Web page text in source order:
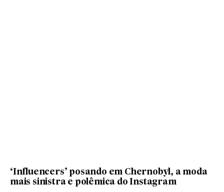
‘Influencers’ posando em Chernobyl, a moda
mais sinistra e polêmica do Instagram